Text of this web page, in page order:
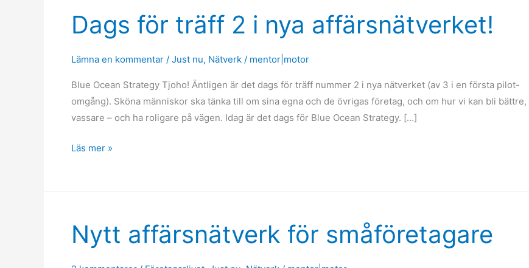
Dags för träff 2 i nya affärsnätverket!
Lämna en kommentar / Just nu, Nätverk / mentor|motor
Blue Ocean Strategy Tjoho! Äntligen är det dags för träff nummer 2 i nya nätverket (av 3 i en första pilot-
omgång). Sköna människor ska tänka till om sina egna och de övrigas företag, och om hur vi kan bli bättre,
vassare – och ha roligare på vägen. Idag är det dags för Blue Ocean Strategy. […]
Dags
för
2
i
nya
affärsnätverket!
Läs mer »
Nytt affärsnätverk för småföretagare
Nytt
affärsnätverk